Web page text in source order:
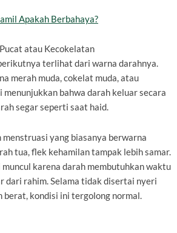
Apakah Berbahaya?
atau Kecokelatan
terlihat dari warna darahnya.
merah muda, cokelat muda, atau
menunjukkan bahwa darah keluar secara
segar seperti saat haid.
menstruasi yang biasanya berwarna
tua, flek kehamilan tampak lebih samar.
karena darah membutuhkan waktu
dari rahim. Selama tidak disertai nyeri
berat, kondisi ini tergolong normal.